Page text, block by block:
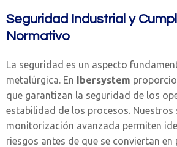
Seguridad Industrial y
Normativo
La seguridad es un aspecto
metalúrgica. En Ibersystem
que garantizan la seguridad de los
estabilidad de los procesos. Nuestros
monitorización avanzada permiten
riesgos antes de que se conviertan en